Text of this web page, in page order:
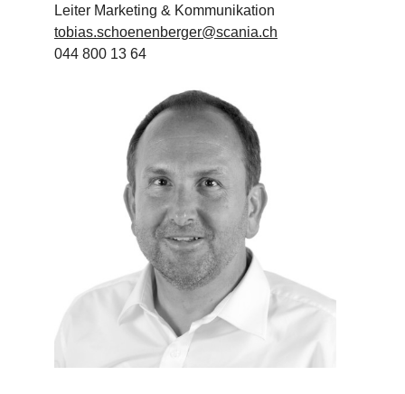
Leiter Marketing & Kommunikation
tobias.schoenenberger@scania.ch
044 800 13 64